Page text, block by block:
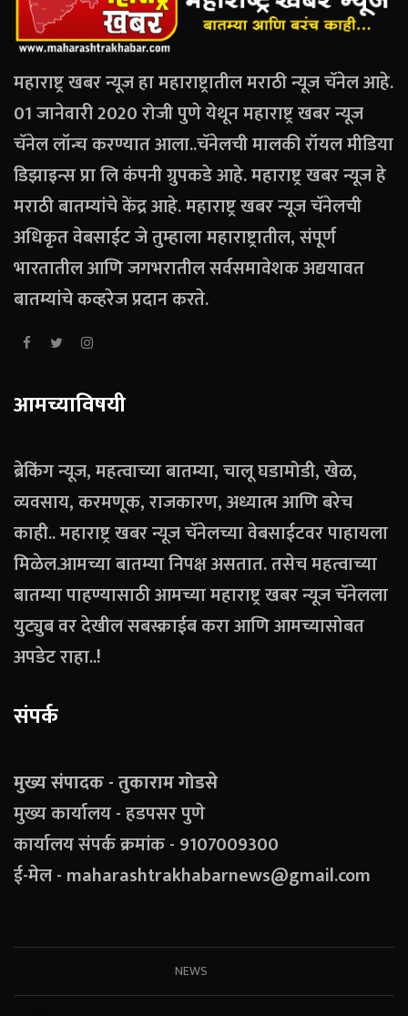
महाराष्ट्र खबर न्यूज हा महाराष्ट्रातील मराठी न्यूज चॅनेल आहे.
01 जानेवारी 2020 रोजी पुणे येथून महाराष्ट्र खबर न्यूज
चॅनेल लॉन्च करण्यात आला..चॅनेलची मालकी रॉयल मीडिया
डिझाइन्स प्रा लि कंपनी ग्रुपकडे आहे. महाराष्ट्र खबर न्यूज हे
मराठी बातम्यांचे केंद्र आहे. महाराष्ट्र खबर न्यूज चॅनेलची
अधिकृत वेबसाईट जे तुम्हाला महाराष्ट्रातील, संपूर्ण
भारतातील आणि जगभरातील सर्वसमावेशक अद्ययावत
बातम्यांचे कव्हरेज प्रदान करते.
आमच्याविषयी
ब्रेकिंग न्यूज, महत्वाच्या बातम्या, चालू घडामोडी, खेळ,
व्यवसाय, करमणूक, राजकारण, अध्यात्म आणि बरेच
काही.. महाराष्ट्र खबर न्यूज चॅनेलच्या वेबसाईटवर पाहायला
मिळेल.आमच्या बातम्या निपक्ष असतात. तसेच महत्वाच्या
बातम्या पाहण्यासाठी आमच्या महाराष्ट्र खबर न्यूज चॅनेलला
युट्युब वर देखील सबस्क्राईब करा आणि आमच्यासोबत
अपडेट राहा..!
संपर्क
मुख्य संपादक - तुकाराम गोडसे
मुख्य कार्यालय - हडपसर पुणे
कार्यालय संपर्क क्रमांक - 9107009300
ई-मेल - maharashtrakhabarnews@gmail.com
NEWS